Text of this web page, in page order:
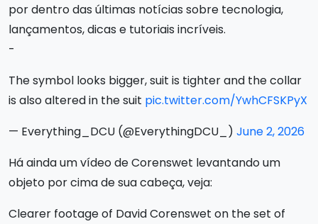
por dentro das últimas notícias sobre tecnologia,
lançamentos, dicas e tutoriais incríveis.
-
The symbol looks bigger, suit is tighter and the collar
is also altered in the suit pic.twitter.com/YwhCFSKPyX
— Everything_DCU (@EverythingDCU_) June 2, 2026
Há ainda um vídeo de Corenswet levantando um
objeto por cima de sua cabeça, veja:
Clearer footage of David Corenswet on the set of